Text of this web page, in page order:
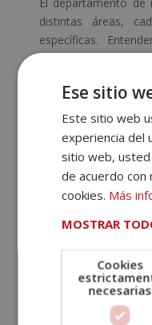
El departamento
distintas áreas,
específicas.
conocer el alcance
encarga de atraer
cada puesto.
actualización
salarios,
empresa.
Relaciones
entre la
Ese sitio
Este sitio web
experiencia del
sitio web,
de acuerdo con
cookies. Más
MOSTRAR
Cookies
necesarias